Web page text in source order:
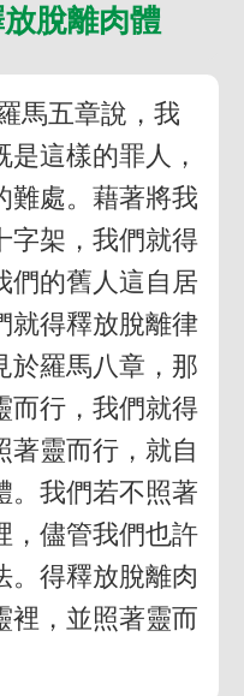
脫離肉體
馬五章說，我
這樣的罪人，
難處。藉著將我
字架，我們就得
們的舊人這自居
就得釋放脫離律
於羅馬八章，那
而行，我們就得
著靈而行，就自
。我們若不照著
，儘管我們也許
。得釋放脫離肉
裡，並照著靈而